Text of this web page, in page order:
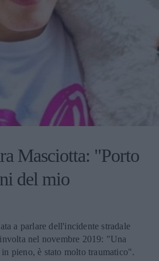
Masciotta: "Porto
del mio
a parlare dell'incidente stradale
nel novembre 2019: "Una
pieno, è stato molto traumatico".